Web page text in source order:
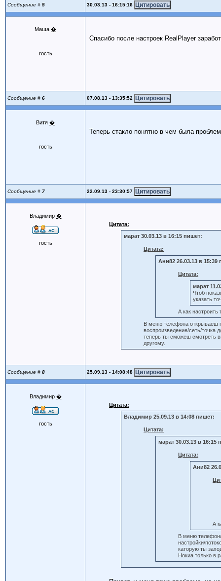
Сообщение # 5 30.03.13 - 16:15:16
Маша �
гость
Спасибо после настроек RealPlayer
Сообщение # 6 07.08.13 - 13:35:52
Витя �
гость
Теперь стакло понятно в чем была
Сообщение # 7 22.09.13 - 23:30:57
Владимир �
гость
Цитата:
марат 30.03.13 в 16:15 пишет:
Цитата:
Ани82 26.03.13 в 15:39
Цитата:
марат
Чтоб
указать
А как настроить
В меню телефона открываеш
воспроизведение/сеть/точка
теперь ты сможеш смотреть
другому.
Сообщение # 8 25.09.13 - 14:08:48
Владимир �
гость
Цитата:
Владимир 25.09.13 в 14:08 пишет:
Цитата:
марат 30.03.13 в 16:15
Цитата:
Ани82
А
В меню
настройки/
каторую ты
Нокиа только в